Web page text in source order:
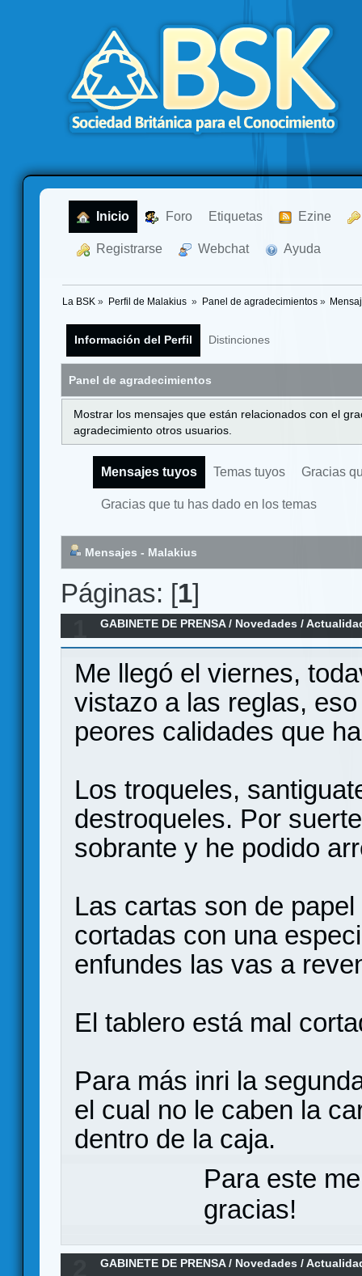
Inicio Foro Etiquetas Ezine
Registrarse Webchat Ayuda
La BSK » Perfil de Malakius » Panel de agradecimientos»
Información del Perfil Distinciones
Panel de agradecimientos
Mostrar los mensajes que están relacionados con el
agradecimiento otros usuarios.
Mensajes tuyos Temas tuyos Gracias
Gracias que tu has dado en los temas
Mensajes - Malakius
Páginas: [1]
GABINETE DE PRENSA/ Novedades /
Game
Me llegó el viernes,
vistazo a las reglas,
peores calidades que
Los troqueles,
destroqueles. Por
sobrante y he podido
Las cartas son de
cortadas con una
enfundes las vas a
El tablero está mal
Para más inri la
el cual no le caben la
dentro de la caja.
Para este
gracias!
GABINETE DE PRENSA/ Novedades /